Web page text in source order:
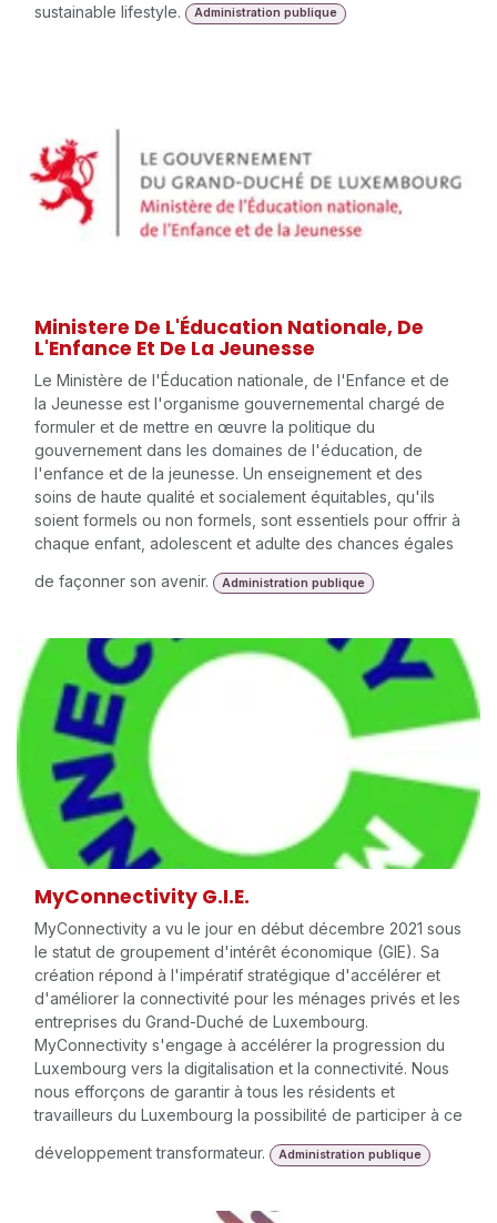
sustainable lifestyle.
Administration publique
Ministere De L'Éducation Nationale, De
L'Enfance Et De La Jeunesse
Le Ministère de l'Éducation nationale, de l'Enfance et de
la Jeunesse est l'organisme gouvernemental chargé de
formuler et de mettre en œuvre la politique du
gouvernement dans les domaines de l'éducation, de
l'enfance et de la jeunesse. Un enseignement et des
soins de haute qualité et socialement équitables, qu'ils
soient formels ou non formels, sont essentiels pour offrir à
chaque enfant, adolescent et adulte des chances égales
de façonner son avenir.
Administration publique
MyConnectivity G.I.E.
MyConnectivity a vu le jour en début décembre 2021 sous
le statut de groupement d'intérêt économique (GIE). Sa
création répond à l'impératif stratégique d'accélérer et
d'améliorer la connectivité pour les ménages privés et les
entreprises du Grand-Duché de Luxembourg.
MyConnectivity s'engage à accélérer la progression du
Luxembourg vers la digitalisation et la connectivité. Nous
nous efforçons de garantir à tous les résidents et
travailleurs du Luxembourg la possibilité de participer à ce
développement transformateur.
Administration publique